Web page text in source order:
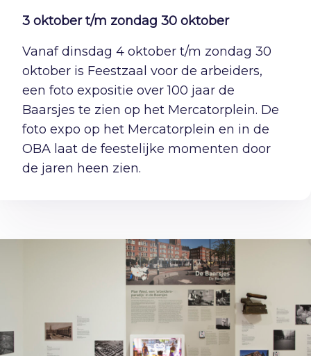
3 oktober t/m zondag 30 oktober
Vanaf dinsdag 4 oktober t/m zondag 30
oktober is Feestzaal voor de arbeiders,
een foto expositie over 100 jaar de
Baarsjes te zien op het Mercatorplein. De
foto expo op het Mercatorplein en in de
OBA laat de feestelijke momenten door
de jaren heen zien.